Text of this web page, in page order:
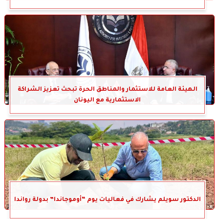
الهيئة العامة للاستثمار والمناطق الحرة تبحث تعزيز الشراكة
الاستثمارية مع اليونان
الدكتور سويلم يشارك في فعاليات يوم “أوموجاندا” بدولة رواندا